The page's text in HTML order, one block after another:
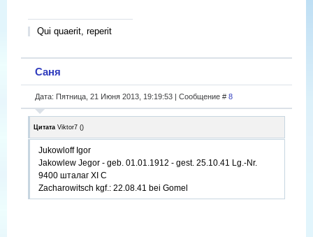
Qui quaerit, reperit
Саня
Дата: Пятница, 21 Июня 2013, 19:19:53 | Сообщение # 8
Цитата Viktor7 ()
Jukowloff Igor
Jakowlew Jegor - geb. 01.01.1912 - gest. 25.10.41 Lg.-Nr.
9400 шталаг XI C
Zacharowitsch kgf.: 22.08.41 bei Gomel